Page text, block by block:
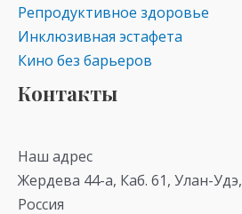
Репродуктивное здоровье
Инклюзивная эстафета
Кино без барьеров
Контакты
Наш адрес
Жердева 44-а, Каб. 61, Улан-
Россия